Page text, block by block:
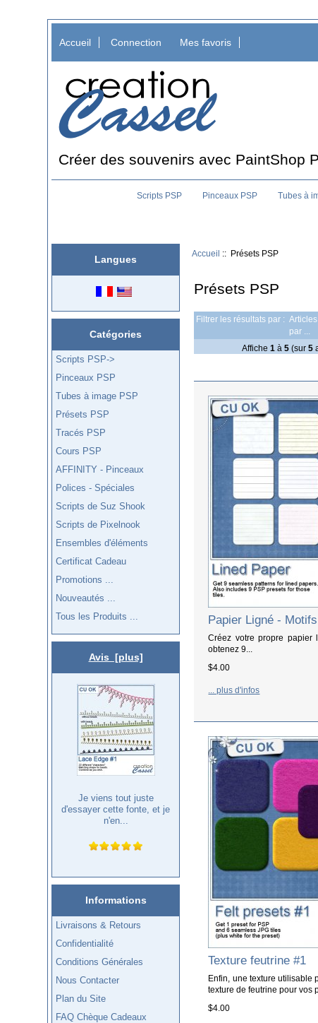
Accueil Connection Mes favoris
Créer des souvenirs avec PaintShop
Scripts PSP Pinceaux PSP Tubes à
Langues
Catégories
Scripts PSP->
Pinceaux PSP
Tubes à image PSP
Présets PSP
Tracés PSP
Cours PSP
AFFINITY - Pinceaux
Polices - Spéciales
Scripts de Suz Shook
Scripts de Pixelnook
Ensembles d'éléments
Certificat Cadeau
Promotions ...
Nouveautés ...
Tous les Produits ...
Avis [plus]
Je viens tout juste
d'essayer cette fonte, et je
n'en...
Informations
Livraisons & Retours
Confidentialité
Conditions Générales
Nous Contacter
Plan du Site
FAQ Chèque Cadeaux
Accueil :: Présets PSP
Présets PSP
Filtrer les résultats par :
par ...
Affiche1 à5 (sur5
Papier Ligné -
Créez votre propre papier
obtenez 9...
$4.00
... plus d'infos
Texture feutrine #1
Enfin, une texture utilisable
texture de feutrine pour vos
$4.00